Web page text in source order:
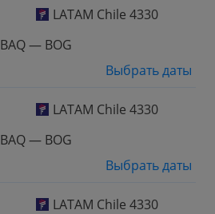
LATAM Chile 4330
BAQ — BOG
Выбрать даты
LATAM Chile 4330
BAQ — BOG
Выбрать даты
LATAM Chile 4330